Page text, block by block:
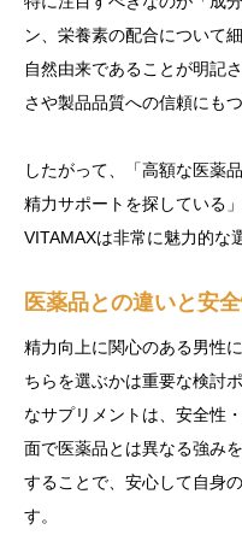
ン、栄養素の配合について
自然由来であることが明記
さや製品品質への信頼にも
したがって、「高額な医薬
精力サポートを探している
VITAMAXは非常に魅力的な
医薬品との違いと安
精力向上に関心のある男性
ちらを選ぶかは重要な検討
なサプリメントは、安全性
面で医薬品とは異なる強み
することで、安心して自身
す。